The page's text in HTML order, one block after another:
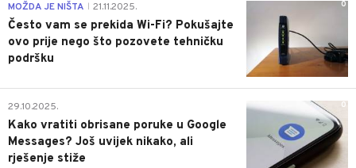
0
MOŽDA JE NIŠTA 21.11.2025.
Često vam se prekida Wi-Fi? Pokušajte
ovo prije nego što pozovete tehničku
podršku
0
29.10.2025.
Kako vratiti obrisane poruke u Google
Messages? Još uvijek nikako, ali
rješenje stiže